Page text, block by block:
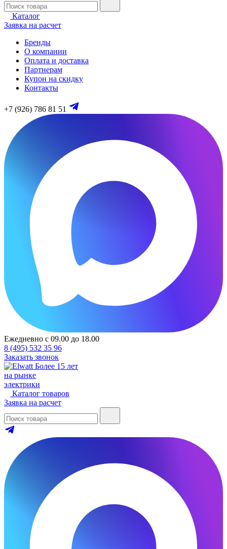
Каталог
Заявка на расчет
Бренды
О компании
Оплата и доставка
Партнерам
Купон на скидку
Контакты
+7 (926) 786 81 51
Ежедневно с 09.00 до 18.00
8 (495) 532 35 96
Заказать звонок
Более 15 лет
на рынке
электрики
Каталог товаров
Заявка на расчет